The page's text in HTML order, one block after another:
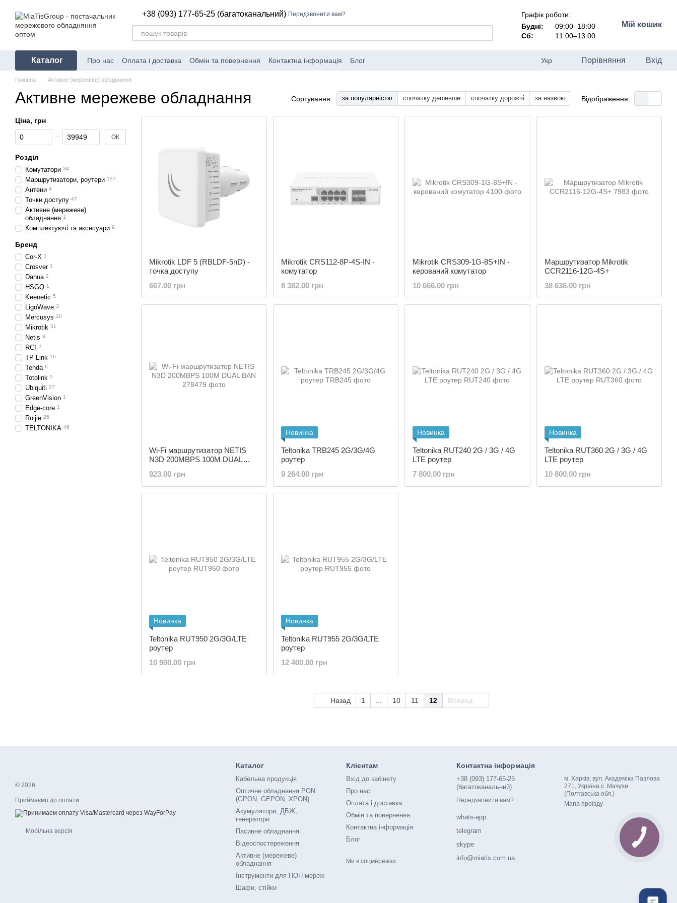
+38 (093) 177-65-25 (багатоканальний) Передзвонити вам?
Графік роботи:
Будні:
09:00–18:00
Сб:
11:00–13:00
Мій кошик
Каталог Про нас Оплата і доставка Обмін та повернення Контактна інформація Блог Укр Порівняння Вхід
Головна Активне (мережеве) обладнання
Активне мережеве обладнання Сортування: за популярністю спочатку дешевше спочатку дорожчі за назвою Відображення:
Mikrotik LDF 5 (RBLDF-5nD) -
точка доступу
667.00 грн
Mikrotik CRS112-8P-4S-IN -
комутатор
8 382.00 грн
Mikrotik CRS309-1G-8S+IN -
керований комутатор
10 666.00 грн
Маршрутизатор Mikrotik
CCR2116-12G-4S+
38 636.00 грн
Wi-Fi маршрутизатор NETIS
N3D 200MBPS 100M DUAL
923.00 грн
Новинка
Teltonika TRB245 2G/3G/4G
роутер
9 264.00 грн
Новинка
Teltonika RUT240 2G / 3G / 4G
LTE роутер
7 800.00 грн
Новинка
Teltonika RUT360 2G / 3G / 4G
LTE роутер
10 800.00 грн
Новинка
Teltonika RUT950 2G/3G/LTE
роутер
10 900.00 грн
Новинка
Teltonika RUT955 2G/3G/LTE
роутер
12 400.00 грн
Назад 1 10 11 12 Вперед
Ціна, грн
Від Ціна, грн
До Ціна, грн ОК
Розділ
Комутатори 34
Маршрутизатори, роутери 137
Антени 4
Точки доступу 47
Активне (мережеве)
обладнання 1
Комплектуючі та аксесуари 9
Бренд
Cor-X 1
Crosver 1
Dahua 2
HSGQ 1
Keenetic 5
LigoWave 3
Mercusys 20
Mikrotik 51
Netis 8
RCI 2
TP-Link 16
Tenda 6
Totolink 5
Ubiquiti 27
GreenVision 1
Edge-core 1
Ruijie 25
TELTONIKA 46
© 2026
Приймаємо до оплати
Мобільна версія
Каталог
Кабельна продукція
Оптичне обладнання PON
(GPON, GEPON, XPON)
Акумулятори, ДБЖ,
генератори
Пасивне обладнання
Відеоспостереження
Активне (мережеве)
обладнання
Інструменти для ПОН мереж
Шафи, стійки
Клієнтам
Вхід до кабінету
Про нас
Оплата і доставка
Обмін та повернення
Контактна інформація
Блог
Ми в соцмережах
Контактна інформація
+38 (093) 177-65-25
(багатоканальний)
Передзвонити вам?
whats-app
telegram
skype
info@miatis.com.ua
м. Харків, вул. Академіка Павлова
271, Україна с. Мачухи
(Полтавська обл.)
Мапа проїзду